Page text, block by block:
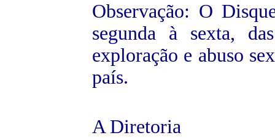
Observação: O
segunda à sexta,
exploração e abuso
país.
A Diretoria